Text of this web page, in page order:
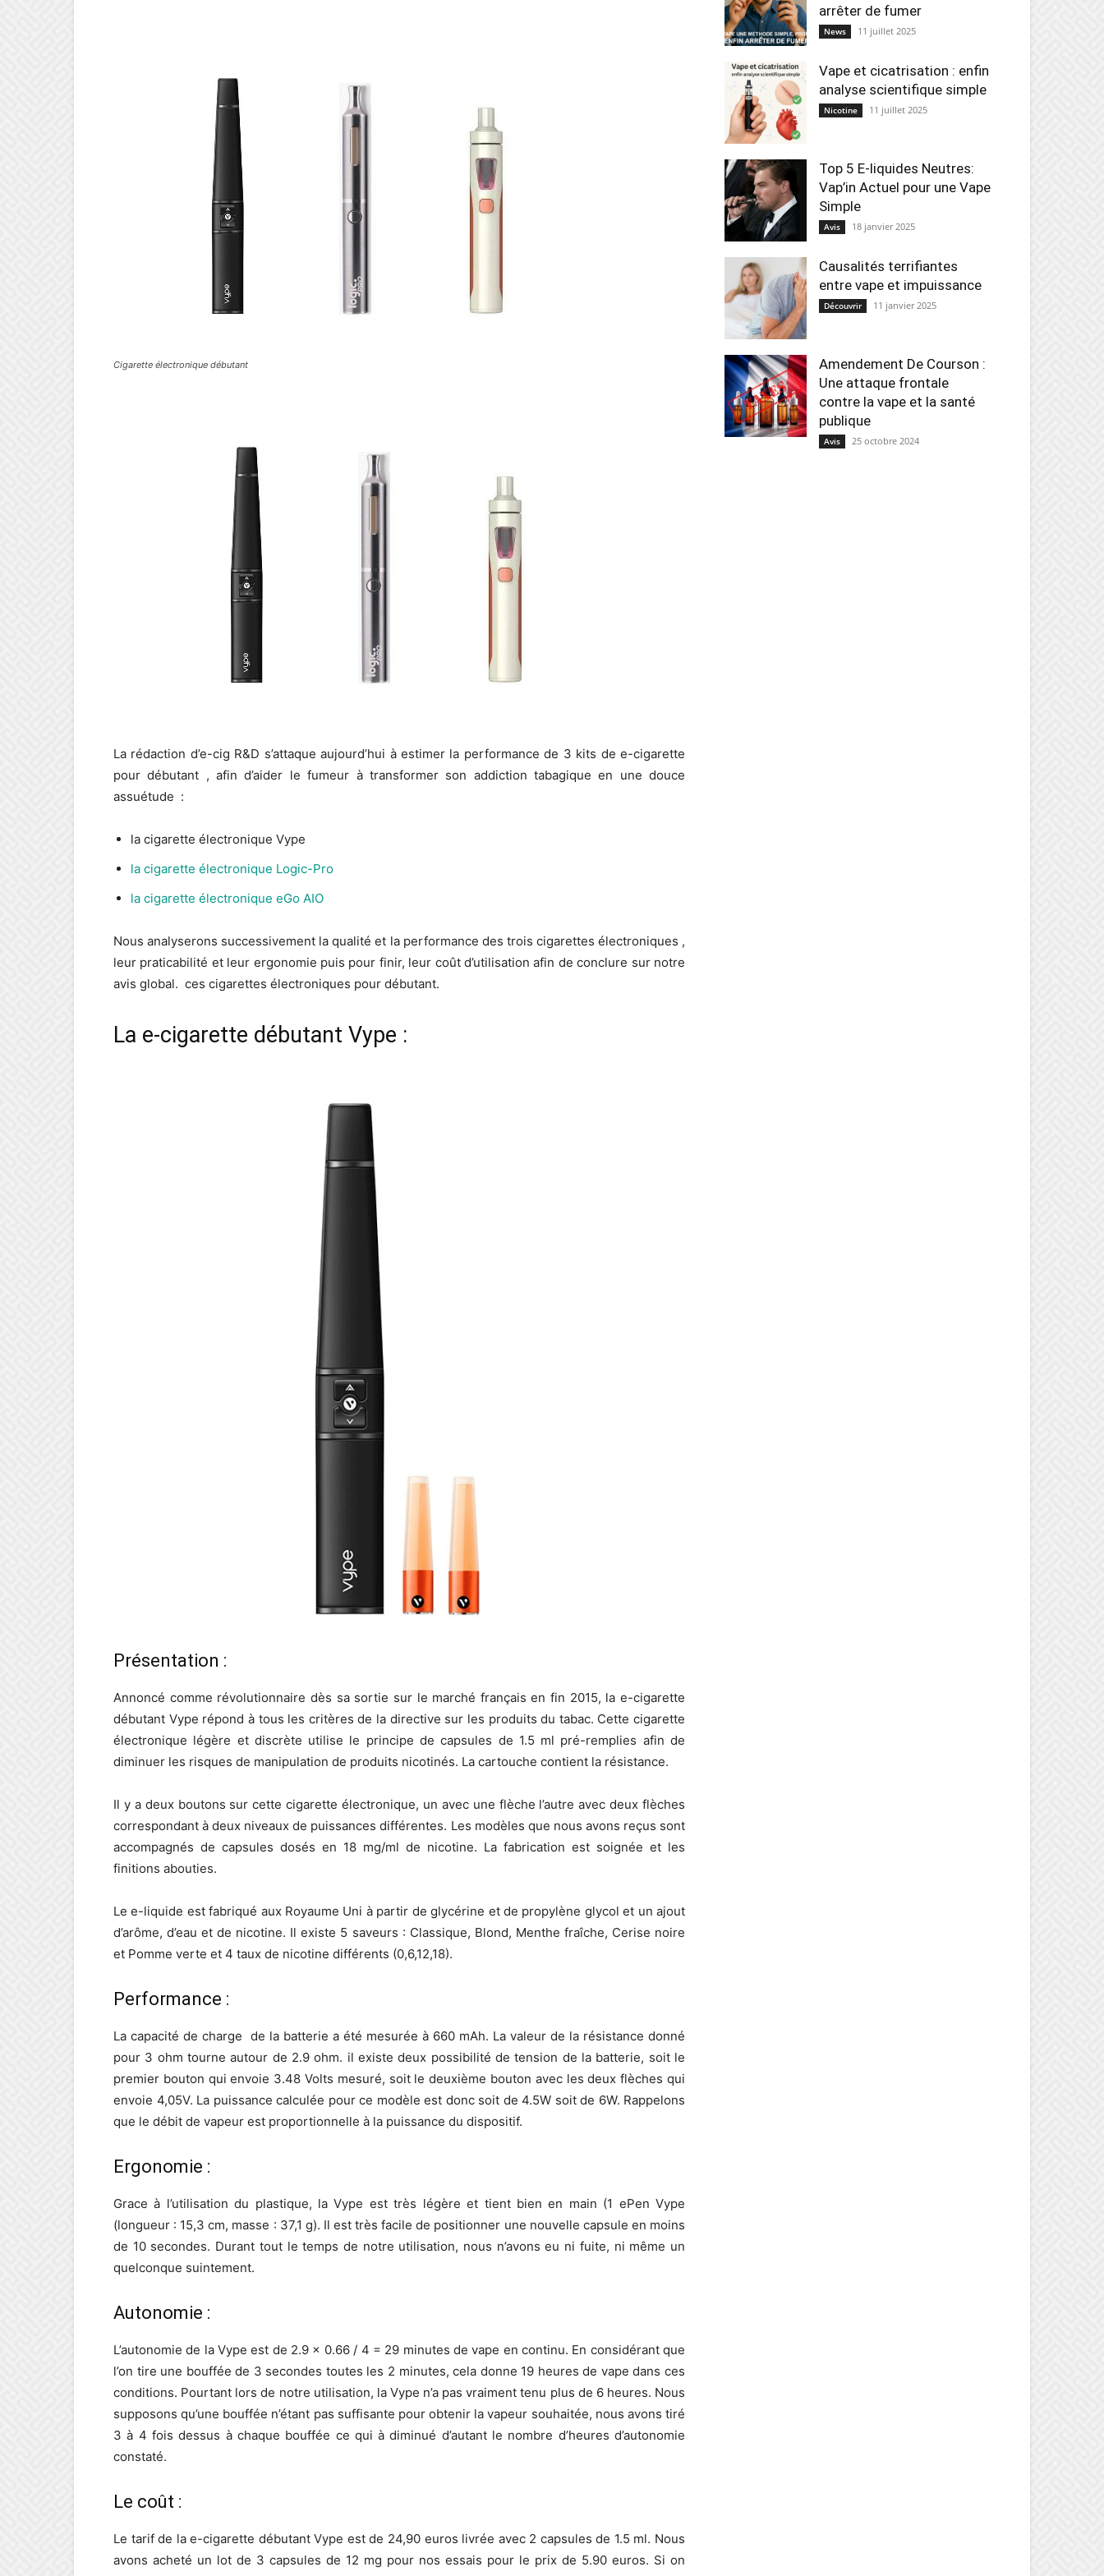
Cigarette électronique débutant
La rédaction d’e-cig R&D s’attaque aujourd’hui à estimer la performance de 3 kits de e-cigarette
pour débutant , afin d’aider le fumeur à transformer son addiction tabagique en une douce
assuétude :
la cigarette électronique Vype
la cigarette électronique Logic-Pro
la cigarette électronique eGo AIO
Nous analyserons successivement la qualité et la performance des trois cigarettes électroniques ,
leur praticabilité et leur ergonomie puis pour finir, leur coût d’utilisation afin de conclure sur notre
avis global. ces cigarettes électroniques pour débutant.
La e-cigarette débutant Vype :
Présentation :
Annoncé comme révolutionnaire dès sa sortie sur le marché français en fin 2015, la e-cigarette
débutant Vype répond à tous les critères de la directive sur les produits du tabac. Cette cigarette
électronique légère et discrète utilise le principe de capsules de 1.5 ml pré-remplies afin de
diminuer les risques de manipulation de produits nicotinés. La cartouche contient la résistance.
Il y a deux boutons sur cette cigarette électronique, un avec une flèche l’autre avec deux flèches
correspondant à deux niveaux de puissances différentes. Les modèles que nous avons reçus sont
accompagnés de capsules dosés en 18 mg/ml de nicotine. La fabrication est soignée et les
finitions abouties.
Le e-liquide est fabriqué aux Royaume Uni à partir de glycérine et de propylène glycol et un ajout
d’arôme, d’eau et de nicotine. Il existe 5 saveurs : Classique, Blond, Menthe fraîche, Cerise noire
et Pomme verte et 4 taux de nicotine différents (0,6,12,18).
Performance :
La capacité de charge de la batterie a été mesurée à 660 mAh. La valeur de la résistance donné
pour 3 ohm tourne autour de 2.9 ohm. il existe deux possibilité de tension de la batterie, soit le
premier bouton qui envoie 3.48 Volts mesuré, soit le deuxième bouton avec les deux flèches qui
envoie 4,05V. La puissance calculée pour ce modèle est donc soit de 4.5W soit de 6W. Rappelons
que le débit de vapeur est proportionnelle à la puissance du dispositif.
Ergonomie :
Grace à l’utilisation du plastique, la Vype est très légère et tient bien en main (1 ePen Vype
(longueur : 15,3 cm, masse : 37,1 g). Il est très facile de positionner une nouvelle capsule en moins
de 10 secondes. Durant tout le temps de notre utilisation, nous n’avons eu ni fuite, ni même un
quelconque suintement.
Autonomie :
L’autonomie de la Vype est de 2.9 x 0.66 / 4 = 29 minutes de vape en continu. En considérant que
l’on tire une bouffée de 3 secondes toutes les 2 minutes, cela donne 19 heures de vape dans ces
conditions. Pourtant lors de notre utilisation, la Vype n’a pas vraiment tenu plus de 6 heures. Nous
supposons qu’une bouffée n’étant pas suffisante pour obtenir la vapeur souhaitée, nous avons tiré
3 à 4 fois dessus à chaque bouffée ce qui à diminué d’autant le nombre d’heures d’autonomie
constaté.
Le coût :
Le tarif de la e-cigarette débutant Vype est de 24,90 euros livrée avec 2 capsules de 1.5 ml. Nous
avons acheté un lot de 3 capsules de 12 mg pour nos essais pour le prix de 5.90 euros. Si on
arrêter de fumer
News 11 juillet 2025
Vape et cicatrisation : enfin
analyse scientifique simple
Nicotine 11 juillet 2025
Top 5 E-liquides Neutres:
Vap’in Actuel pour une Vape
Simple
Avis 18 janvier 2025
Causalités terrifiantes
entre vape et impuissance
Découvrir 11 janvier 2025
Amendement De Courson :
Une attaque frontale
contre la vape et la santé
publique
Avis 25 octobre 2024